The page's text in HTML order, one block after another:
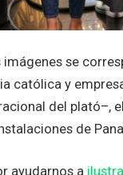
imágenes se
católica y
del plató–,
de
ayudarnos a